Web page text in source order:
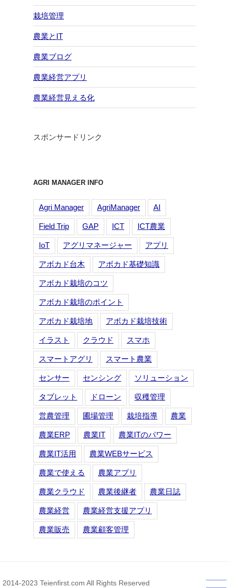
栽培管理
農業とIT
農業ブログ
農業経営アプリ
農業経営見える化
スポンサードリンク
AGRI MANAGER INFO
Agri Manager AgriManager AI
Field Trip GAP ICT ICT農業
IoT アグリマネージャー アプリ
アボカド台木 アボカド基礎知識
アボカド栽培のコツ
アボカド栽培のポイント
アボカド栽培地 アボカド栽培技術
イラスト クラウド スマホ
スマートアグリ スマート農業
センサー センシング ソリューション
タブレット ドローン 収穫管理
営農管理 圃場管理 栽培指導 農業
農業ERP 農業IT 農業ITのパワー
農業IT活用 農業WEBサービス
農業で使える 農業アプリ
農業クラウド 農業後継者 農業日誌
農業経営 農業経営支援アプリ
農業販売 農業顧客管理
2014-2023 Teienfirst.com All Rights Reserved